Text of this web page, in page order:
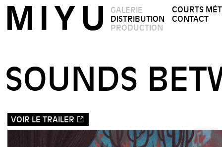
GALERIE
DISTRIBUTION
PRODUCTION
COURTS
CONTACT
SOUNDS
VOIR LE TRAILER